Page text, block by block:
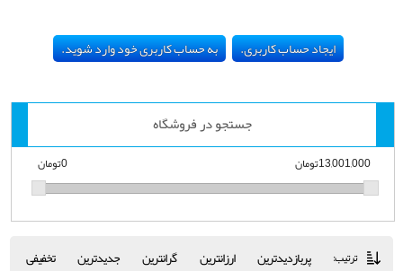
ایجاد حساب کاربری. به حساب کاربری خود وارد شوید.
جستجو در فروشگاه
13,001,000تومان 0تومان
ترتیب: پربازدیدترین ارزانترین گرانترین جدیدترین
تخفیفی